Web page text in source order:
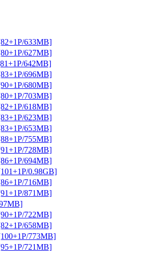
633MB]
627MB]
642MB]
696MB]
680MB]
703MB]
618MB]
623MB]
653MB]
755MB]
728MB]
694MB]
0.98GB]
716MB]
871MB]
722MB]
658MB]
773MB]
721MB]